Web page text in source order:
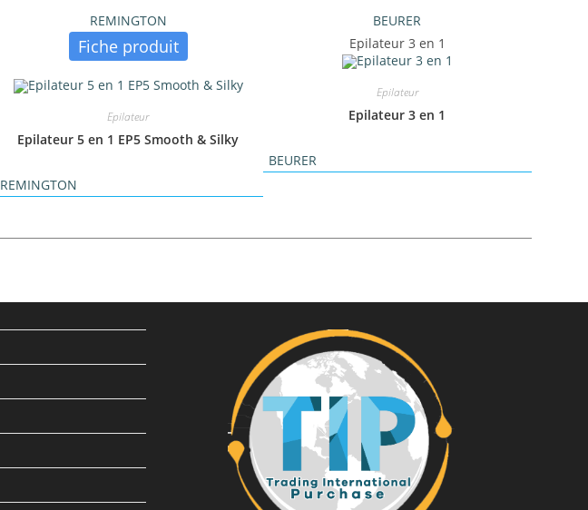
REMINGTON
Fiche produit
Epilateur
Epilateur 5 en 1 EP5 Smooth & Silky
REMINGTON
BEURER
Epilateur 3 en 1
Epilateur
Epilateur 3 en 1
BEURER